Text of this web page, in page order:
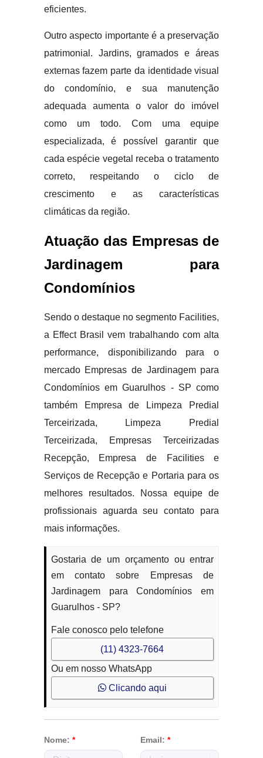
eficientes.
Outro aspecto importante é a preservação
patrimonial. Jardins, gramados e áreas
externas fazem parte da identidade visual
do condomínio, e sua manutenção
adequada aumenta o valor do imóvel
como um todo. Com uma equipe
especializada, é possível garantir que
cada espécie vegetal receba o tratamento
correto, respeitando o ciclo de
crescimento e as características
climáticas da região.
Atuação das Empresas de
Jardinagem para
Condomínios
Sendo o destaque no segmento Facilities,
a Effect Brasil vem trabalhando com alta
performance, disponibilizando para o
mercado Empresas de Jardinagem para
Condomínios em Guarulhos - SP como
também Empresa de Limpeza Predial
Terceirizada, Limpeza Predial
Terceirizada, Empresas Terceirizadas
Recepção, Empresa de Facilities e
Serviços de Recepção e Portaria para os
melhores resultados. Nossa equipe de
profissionais aguarda seu contato para
mais informações.
Gostaria de um orçamento ou entrar
em contato sobre Empresas de
Jardinagem para Condomínios em
Guarulhos - SP?
Fale conosco pelo telefone
(11) 4323-7664
Ou em nosso WhatsApp
Clicando aqui
Nome: * Email: *